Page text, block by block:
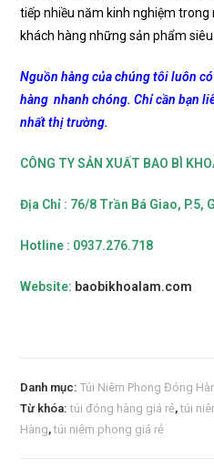
tiếp nhiều năm kinh nghiệm
khách hàng những sản phẩm
Nguồn hàng của chúng tôi luôn
hàng nhanh chóng. Chỉ cần bạn
nhất thị trường.
CÔNG TY SẢN XUẤT BAO BÌ
Địa Chỉ : 76/8 Trần Bá Giao, P.5,
Hotline : 0937.276.718
Website: baobikhoalam.com
Danh mục:Túi Niêm Phong Đóng
Từ khóa:túi đóng hàng giá rẻ,túi
Hàng,túi niêm phong giá rẻ